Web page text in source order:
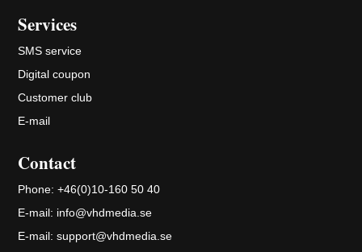
Services
SMS service
Digital coupon
Customer club
E-mail
Contact
Phone:+46(0)10-160 50 40
E-mail: info@vhdmedia.se
E-mail:support@vhdmedia.se